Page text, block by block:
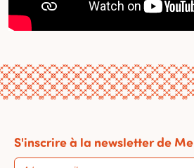
S'inscrire à la newsletter de